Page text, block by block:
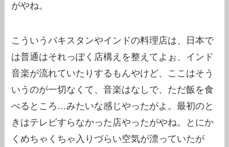
がやね。
こういうパキスタンやインドの料理店は、日本で
は普通はそれっぽく店構えを整えてよぉ、インド
音楽が流れていたりするもんやけど、ここはそう
いうのが一切なくて、音楽はなしで、ただ飯を食
べるところ…みたいな感じやったがよ。最初のと
きはテレビすらなかった店やったがやね。とにか
くめちゃくちゃ入りづらい空気が漂っていたが